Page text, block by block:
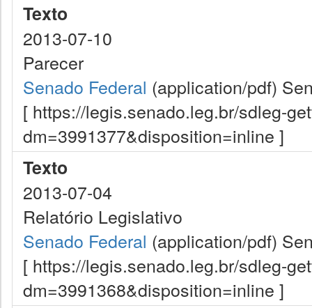
Texto
2013-07-10
Parecer
Senado Federal (application/pdf)
[ https://legis.senado.leg.br/sdleg-
dm=3991377&disposition=inline ]
Texto
2013-07-04
Relatório Legislativo
Senado Federal (application/pdf)
[ https://legis.senado.leg.br/sdleg-
dm=3991368&disposition=inline ]